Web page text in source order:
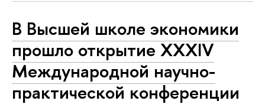
В Высшей школе экономики
прошло открытие XXXIV
Международной научно-
практической конференции